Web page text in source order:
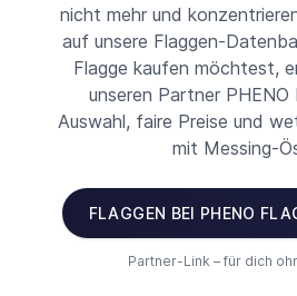
nicht mehr und
auf unsere Flaggen-
Flagge kaufen möchtest,
unseren Partner PHENO
Auswahl, faire Preise und
mit Messing-
FLAGGEN BEI PHENO
Partner-Link – für dich